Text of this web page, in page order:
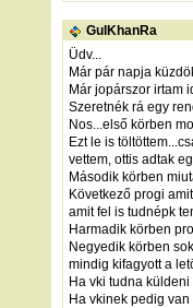
GulKhanRa
Üdv...
Már pár napja
Már jopárszor irtam
Szeretnék rá egy
Nos...első körben
Ezt le is
vettem, ottis adtak
Második körben
Következő progi
amit fel is tudnépk
Harmadik körben
Negyedik körben
mindig kifagyott a
Ha vki tudna
Ha vkinek pedig